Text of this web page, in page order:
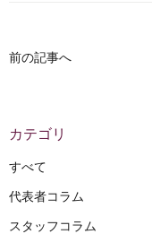
前の記事へ
カテゴリ
すべて
代表者コラム
スタッフコラム